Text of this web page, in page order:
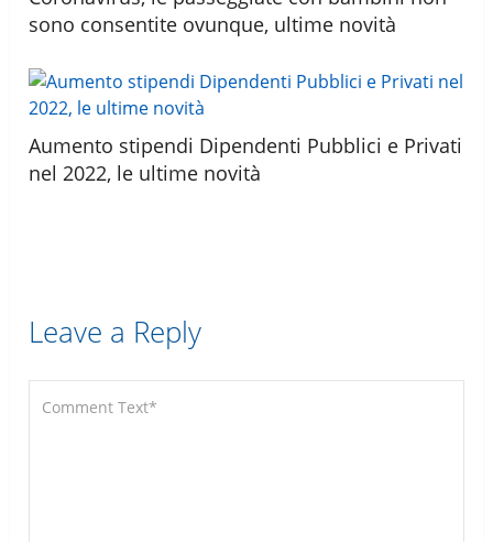
sono consentite ovunque, ultime novità
Aumento stipendi Dipendenti Pubblici e Privati
nel 2022, le ultime novità
Leave a Reply